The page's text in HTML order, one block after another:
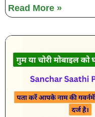
Read More »